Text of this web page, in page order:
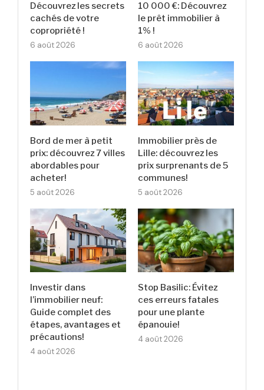
Découvrez les secrets
cachés de votre
copropriété !
6 août 2026
10 000 €: Découvrez
le prêt immobilier à
1% !
6 août 2026
Bord de mer à petit
prix: découvrez 7 villes
abordables pour
acheter!
5 août 2026
Immobilier près de
Lille: découvrez les
prix surprenants de 5
communes!
5 août 2026
Investir dans
l’immobilier neuf:
Guide complet des
étapes, avantages et
précautions!
4 août 2026
Stop Basilic: Évitez
ces erreurs fatales
pour une plante
épanouie!
4 août 2026